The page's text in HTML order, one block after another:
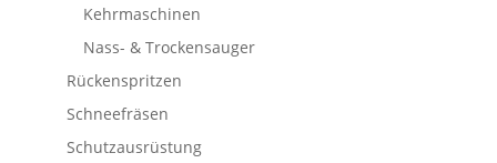
Kehrmaschinen
Nass- & Trockensauger
Rückenspritzen
Schneefräsen
Schutzausrüstung